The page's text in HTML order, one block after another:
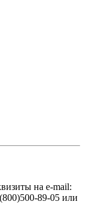
на e-mail:
89-05 или